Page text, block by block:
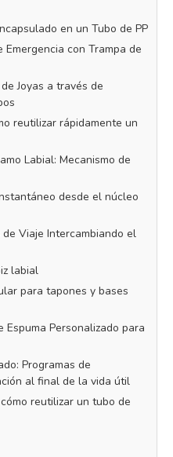
en un Tubo de PP
con Trampa de
Joyas a través de
reutilizar rápidamente un
Labial: Mecanismo de
desde el núcleo
Viaje Intercambiando el
labial
para tapones y bases
Espuma Personalizado para
Programas de
al final de la vida útil
reutilizar un tubo de